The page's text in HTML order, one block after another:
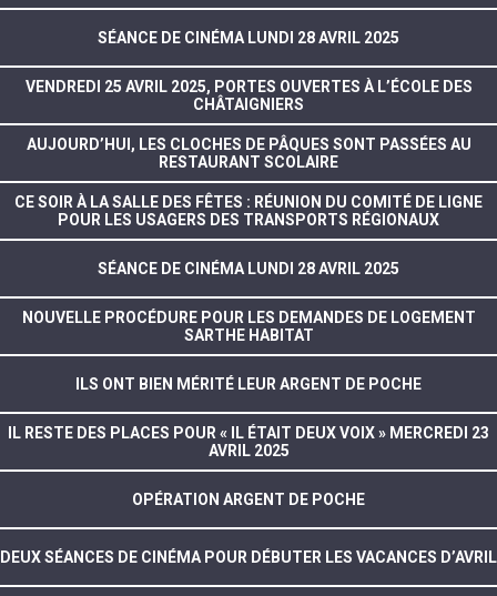
SÉANCE DE CINÉMA LUNDI 28 AVRIL 2025
VENDREDI 25 AVRIL 2025, PORTES OUVERTES À L’ÉCOLE DES
CHÂTAIGNIERS
AUJOURD’HUI, LES CLOCHES DE PÂQUES SONT PASSÉES AU
RESTAURANT SCOLAIRE
CE SOIR À LA SALLE DES FÊTES : RÉUNION DU COMITÉ DE LIGNE
POUR LES USAGERS DES TRANSPORTS RÉGIONAUX
SÉANCE DE CINÉMA LUNDI 28 AVRIL 2025
NOUVELLE PROCÉDURE POUR LES DEMANDES DE LOGEMENT
SARTHE HABITAT
ILS ONT BIEN MÉRITÉ LEUR ARGENT DE POCHE
IL RESTE DES PLACES POUR « IL ÉTAIT DEUX VOIX » MERCREDI 23
AVRIL 2025
OPÉRATION ARGENT DE POCHE
DEUX SÉANCES DE CINÉMA POUR DÉBUTER LES VACANCES D’AVRIL